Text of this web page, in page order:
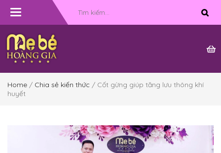
Toggle
Home / Chia sẻ kiến thức / Cốt gừng giúp tăng lưu thông khí
huyết